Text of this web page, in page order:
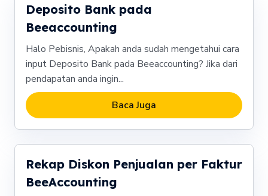
Deposito Bank pada
Beeaccounting
Halo Pebisnis, Apakah anda sudah mengetahui cara
input Deposito Bank pada Beeaccounting? Jika dari
pendapatan anda ingin...
Baca Juga
Rekap Diskon Penjualan per Faktur
BeeAccounting